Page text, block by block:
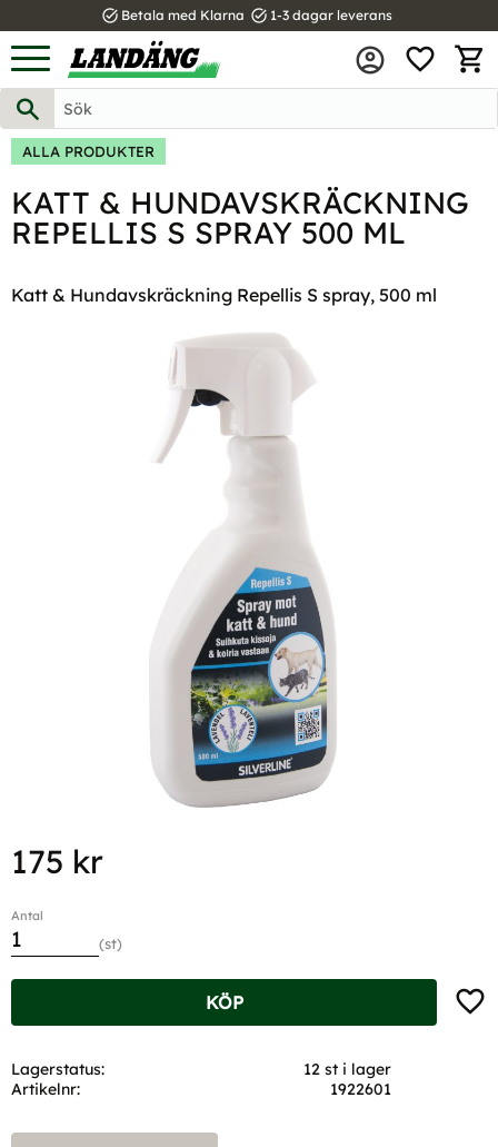
Meny
task_alt Betala med Klarna task_alt 1-3 dagar leverans
ALLA PRODUKTER
KATT & HUNDAVSKRÄCKNING
REPELLIS S SPRAY 500 ML
Katt & Hundavskräckning Repellis S spray, 500 ml
175 kr
Antal
st
KÖP
Lagerstatus
12 st i lager
Artikelnr
1922601